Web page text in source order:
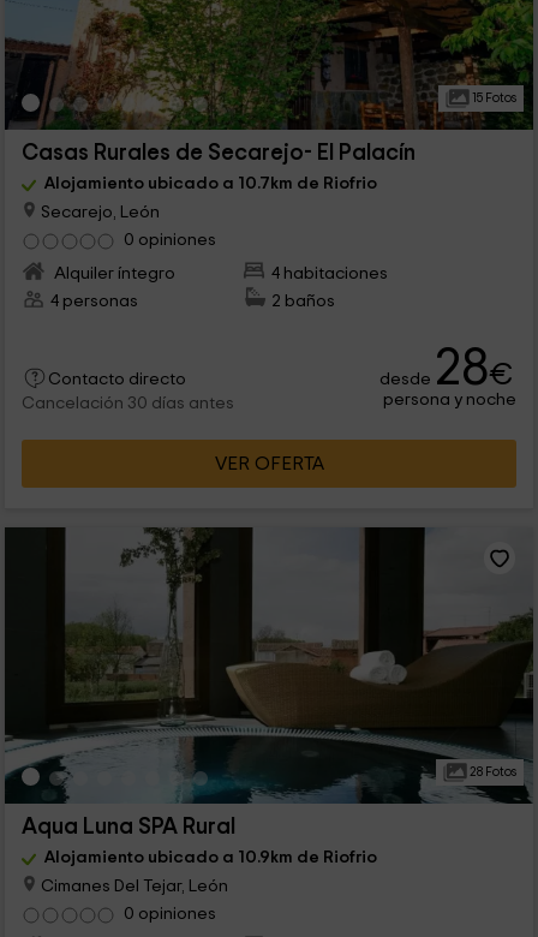
15 Fotos
Casas Rurales de Secarejo- El Palacín
Alojamiento ubicado a 10.7km de Riofrio
Secarejo, León
0 opiniones
Alquiler íntegro
4 habitaciones
4 personas
2 baños
Contacto directo
Cancelación 30 días antes
desde 28€
persona y noche
VER OFERTA
28 Fotos
Aqua Luna SPA Rural
Alojamiento ubicado a 10.9km de Riofrio
Cimanes Del Tejar, León
0 opiniones